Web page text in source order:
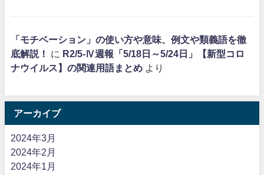
「モチベーション」の使い方や意味、例文や類義語を徹
底解説！
に R2/5-Ⅳ週報「5/18日～5/24日」【新型コロ
ナウイルス】の関連用語まとめ より
アーカイブ
2024年3月
2024年2月
2024年1月